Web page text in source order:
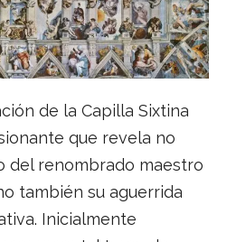
de la Capilla Sixtina
que revela no
del renombrado maestro
también su aguerrida
Inicialmente